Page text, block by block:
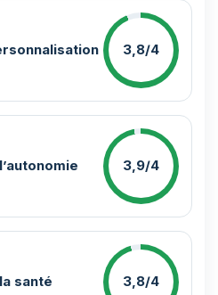
3,8/4
3,9/4
santé 3,8/4